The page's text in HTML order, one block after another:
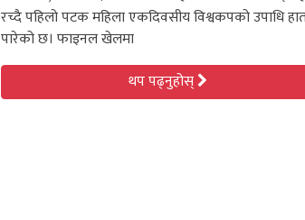
रच्दै पहिलो पटक महिला एकदिवसीय विश्वकपको उपाधि
पारेको छ। फाइनल खेलमा
थप पढ्नुहोस्